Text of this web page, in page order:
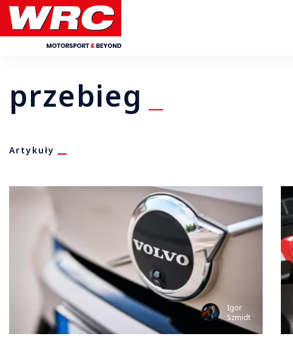
przebieg
Artykuły
Igor
Szmidt